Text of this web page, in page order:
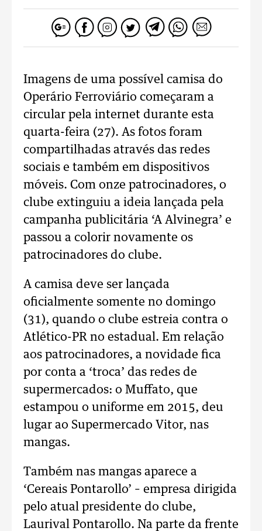
Imagens de uma possível camisa do
Operário Ferroviário começaram a
circular pela internet durante esta
quarta-feira (27). As fotos foram
compartilhadas através das redes
sociais e também em dispositivos
móveis. Com onze patrocinadores, o
clube extinguiu a ideia lançada pela
campanha publicitária ‘A Alvinegra’ e
passou a colorir novamente os
patrocinadores do clube.
A camisa deve ser lançada
oficialmente somente no domingo
(31), quando o clube estreia contra o
Atlético-PR no estadual. Em relação
aos patrocinadores, a novidade fica
por conta a ‘troca’ das redes de
supermercados: o Muffato, que
estampou o uniforme em 2015, deu
lugar ao Supermercado Vitor, nas
mangas.
Também nas mangas aparece a
‘Cereais Pontarollo’ – empresa dirigida
pelo atual presidente do clube,
Laurival Pontarollo. Na parte da frente